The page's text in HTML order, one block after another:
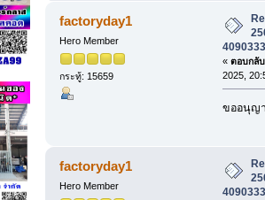
factoryday1
Hero Member
กระทู้: 15659
« ตอบกลั
2025,
ขออนุญ
factoryday1
Hero Member